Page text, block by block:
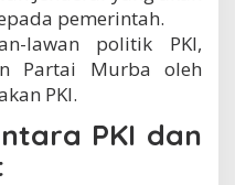
pemerintah.
lawan politik PKI,
Partai Murba oleh
PKI.
PKI dan